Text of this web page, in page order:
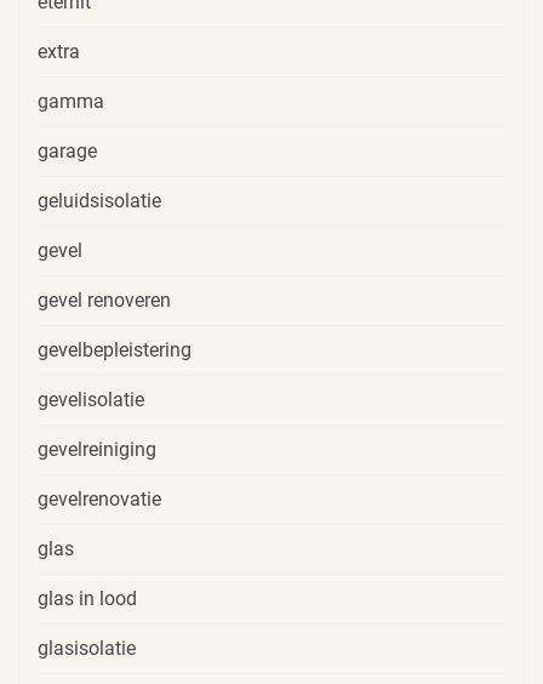
extra
gamma
garage
geluidsisolatie
gevel
gevel renoveren
gevelbepleistering
gevelisolatie
gevelreiniging
gevelrenovatie
glas
glas in lood
glasisolatie